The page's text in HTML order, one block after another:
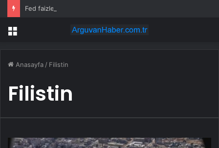
Fed faizleri sabit tutmayı seçti. Wall Street’in tepkisi
Menü
Anasayfa / Filistin
Filistin